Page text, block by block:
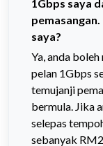
1Gbps saya
saya?
Ya, anda
pelan 1Gbps
temujanji
bermula. Jika
selepas
sebanyak